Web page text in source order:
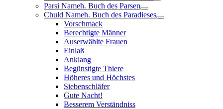
Parsi Nameh. Buch des Parsen
Chuld Nameh. Buch des Paradieses
Vorschmack
Berechtigte Männer
Auserwählte Frauen
Einlaß
Anklang
Begünstigte Thiere
Höheres und Höchstes
Siebenschläfer
Gute Nacht!
Besserem Verständniss